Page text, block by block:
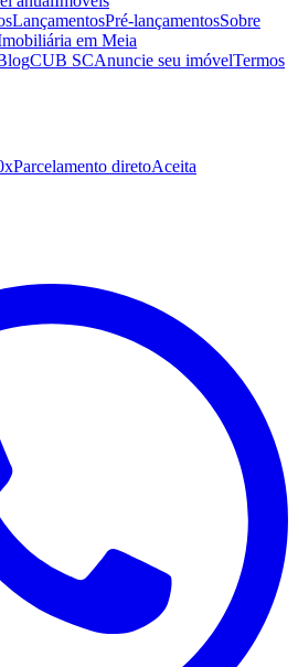
LançamentosPré-lançamentosSobre
em Meia
CUB SCAnuncie seu imóvelTermos
Parcelamento diretoAceita